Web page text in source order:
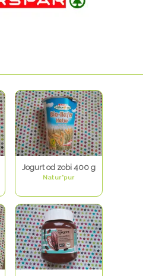
Jogurt od zobi 400 g
Natur*pur